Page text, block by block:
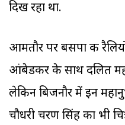
दिख रहा था.
आमतौर पर बसपा की
आंबेडकर के साथ दलित
लेकिन बिजनौर में इन
चौधरी चरण सिंह का भी